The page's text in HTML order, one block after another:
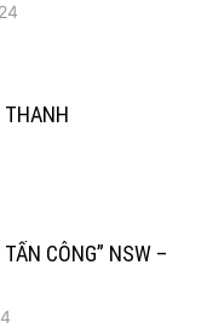
THANH
CÔNG” NSW –